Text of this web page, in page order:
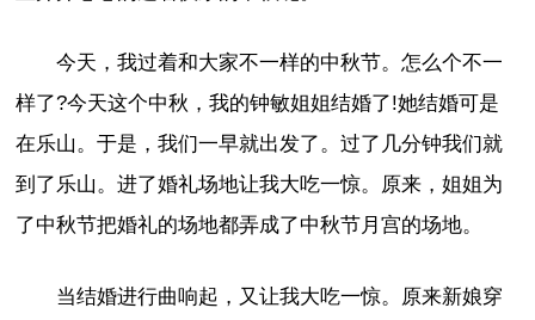
今天，我过着和大家不一样的中秋节。怎么个不一
样了?今天这个中秋，我的钟敏姐姐结婚了!她结婚可是
在乐山。于是，我们一早就出发了。过了几分钟我们就
到了乐山。进了婚礼场地让我大吃一惊。原来，姐姐为
了中秋节把婚礼的场地都弄成了中秋节月宫的场地。
当结婚进行曲响起，又让我大吃一惊。原来新娘穿